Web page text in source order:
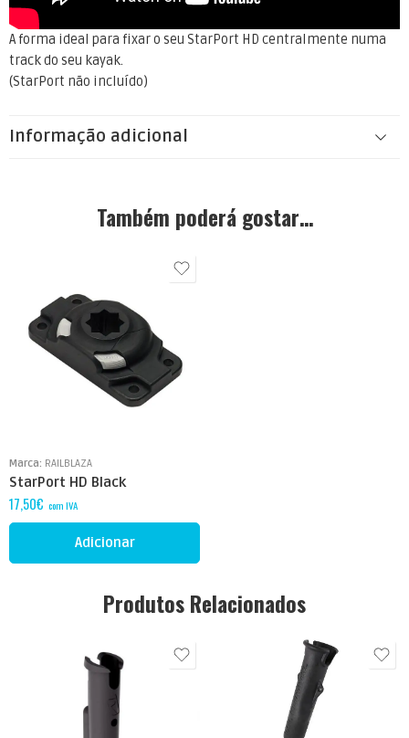
A forma ideal para fixar o seu StarPort HD centralmente numa
track do seu kayak.
(StarPort não incluído)
Informação adicional
Também poderá gostar…
Marca: RAILBLAZA
StarPort HD Black
17,50€ com IVA
Adicionar
Produtos Relacionados